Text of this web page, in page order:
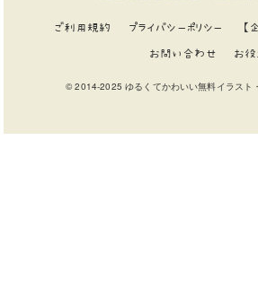
ご利用規約 プライバシーポリシー 【
お問い合わせ お役
© 2014-2025 ゆるくてかわいい無料イラスト